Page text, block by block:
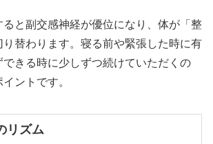
ると副交感神経が優位になり、体が「整
り替わります。寝る前や緊張した時に有
きる時に少しずつ続けていただくの
ントです。
リズム